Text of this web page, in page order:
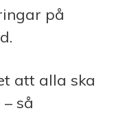
på
att alla ska
så